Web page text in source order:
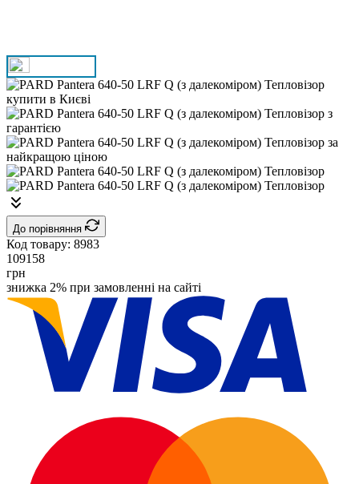
До порівняння
Код товару: 8983
109158
грн
знижка 2% при замовленні на сайті